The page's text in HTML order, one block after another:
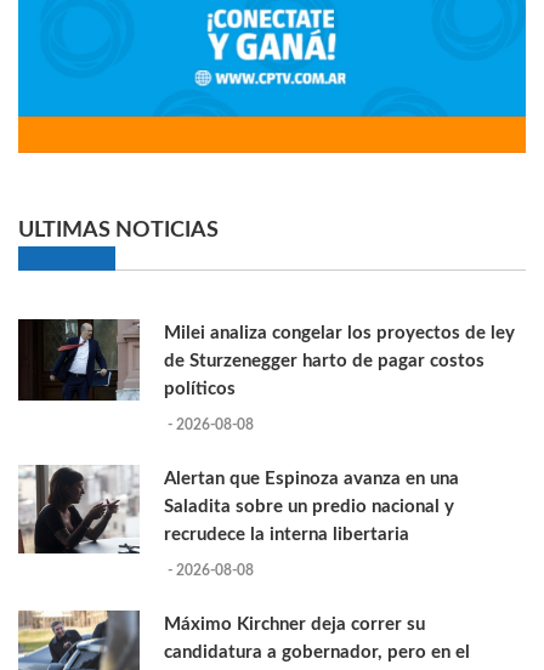
ULTIMAS NOTICIAS
Milei analiza congelar los proyectos de ley
de Sturzenegger harto de pagar costos
políticos
- 2026-08-08
Alertan que Espinoza avanza en una
Saladita sobre un predio nacional y
recrudece la interna libertaria
- 2026-08-08
Máximo Kirchner deja correr su
candidatura a gobernador, pero en el